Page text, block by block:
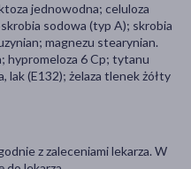
jednowodna; celuloza
sodowa (typ A); skrobia
magnezu stearynian.
hypromeloza 6 Cp; tytanu
(E132); żelaza tlenek żółty
z zaleceniami lekarza. W